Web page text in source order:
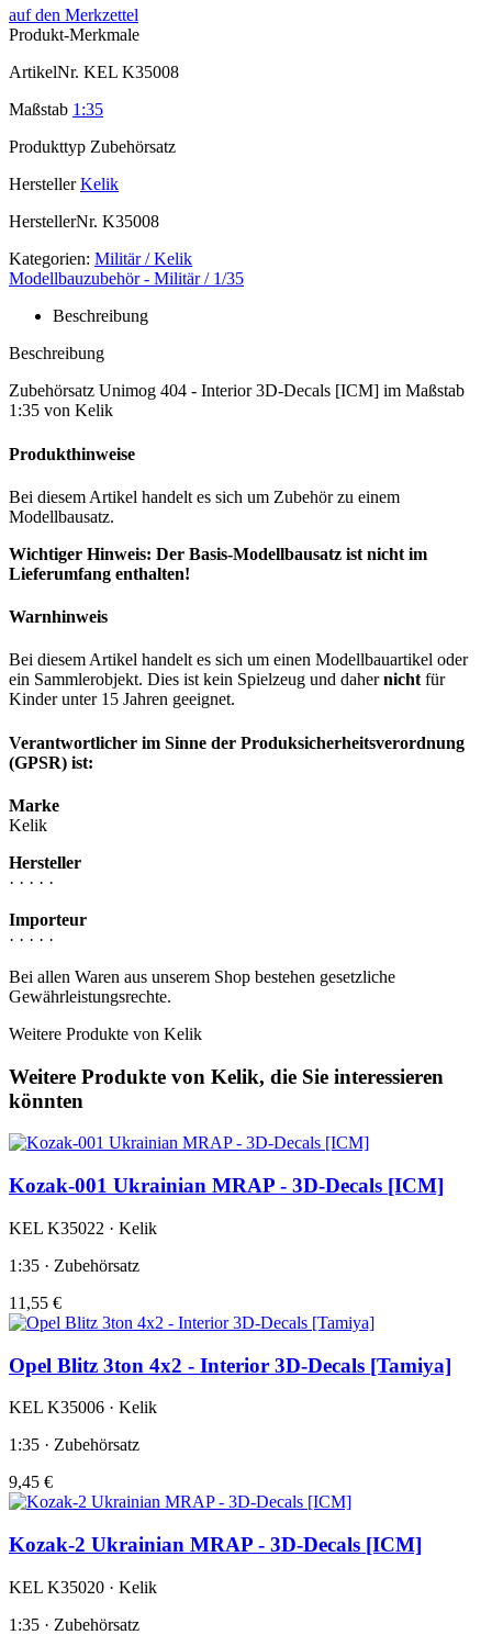
auf den Merkzettel
Produkt-Merkmale
ArtikelNr. KEL K35008
Maßstab 1:35
Produkttyp Zubehörsatz
Hersteller Kelik
HerstellerNr. K35008
Kategorien: Militär / Kelik
Modellbauzubehör - Militär / 1/35
Beschreibung
Beschreibung
Zubehörsatz Unimog 404 - Interior 3D-Decals [ICM] im Maßstab
1:35 von Kelik
Produkthinweise
Bei diesem Artikel handelt es sich um Zubehör zu einem
Modellbausatz.
Wichtiger Hinweis: Der Basis-Modellbausatz ist nicht im
Lieferumfang enthalten!
Warnhinweis
Bei diesem Artikel handelt es sich um einen Modellbauartikel oder
ein Sammlerobjekt. Dies ist kein Spielzeug und dahernicht für
Kinder unter 15 Jahren geeignet.
Verantwortlicher im Sinne der Produksicherheitsverordnung
(GPSR) ist:
Marke
Kelik
Hersteller
· · · · ·
Importeur
· · · · ·
Bei allen Waren aus unserem Shop bestehen gesetzliche
Gewährleistungsrechte.
Weitere Produkte von Kelik
Weitere Produkte von Kelik, die Sie interessieren
könnten
Kozak-001 Ukrainian MRAP - 3D-Decals [ICM]
KEL K35022 · Kelik
1:35 · Zubehörsatz
11,55 €
Opel Blitz 3ton 4x2 - Interior 3D-Decals [Tamiya]
KEL K35006 · Kelik
1:35 · Zubehörsatz
9,45 €
Kozak-2 Ukrainian MRAP - 3D-Decals [ICM]
KEL K35020 · Kelik
1:35 · Zubehörsatz